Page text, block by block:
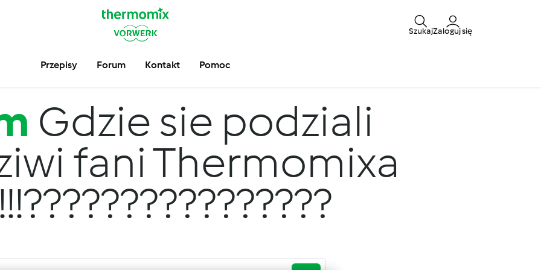
SzukajZaloguj się
Przepisy Forum Kontakt Pomoc
Gdzie sie podziali
fani Thermomixa